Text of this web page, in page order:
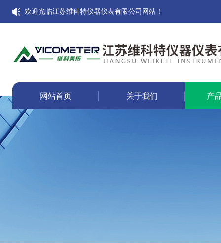
欢迎光临江苏维科特仪器仪表有限公司网站！
网站首页 关于我们 产